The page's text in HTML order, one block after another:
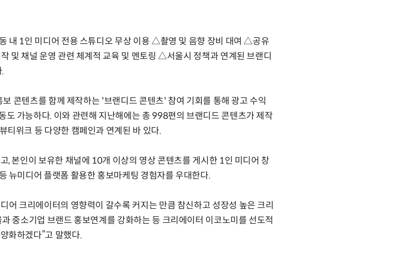
내 1인 미디어 전용 스튜디오 무상 이용 △촬영 및 음향 장비 대여 △공유
및 채널 운영 관련 체계적 교육 및 멘토링 △서울시 정책과 연계된 브랜디
콘텐츠를 함께 제작하는 '브랜디드 콘텐츠' 참여 기회를 통해 광고 수익
도 가능하다. 이와 관련해 지난해에는 총 998편의 브랜디드 콘텐츠가 제작
티위크 등 다양한 캠페인과 연계된 바 있다.
, 본인이 보유한 채널에 10개 이상의 영상 콘텐츠를 게시한 1인 미디어 창
뉴미디어 플랫폼 활용한 홍보마케팅 경험자를 우대한다.
어 크리에이터의 영향력이 갈수록 커지는 만큼 참신하고 성장성 높은 크리
중소기업 브랜드 홍보연계를 강화하는 등 크리에이터 이코노미를 선도적
화하겠다”고 말했다.